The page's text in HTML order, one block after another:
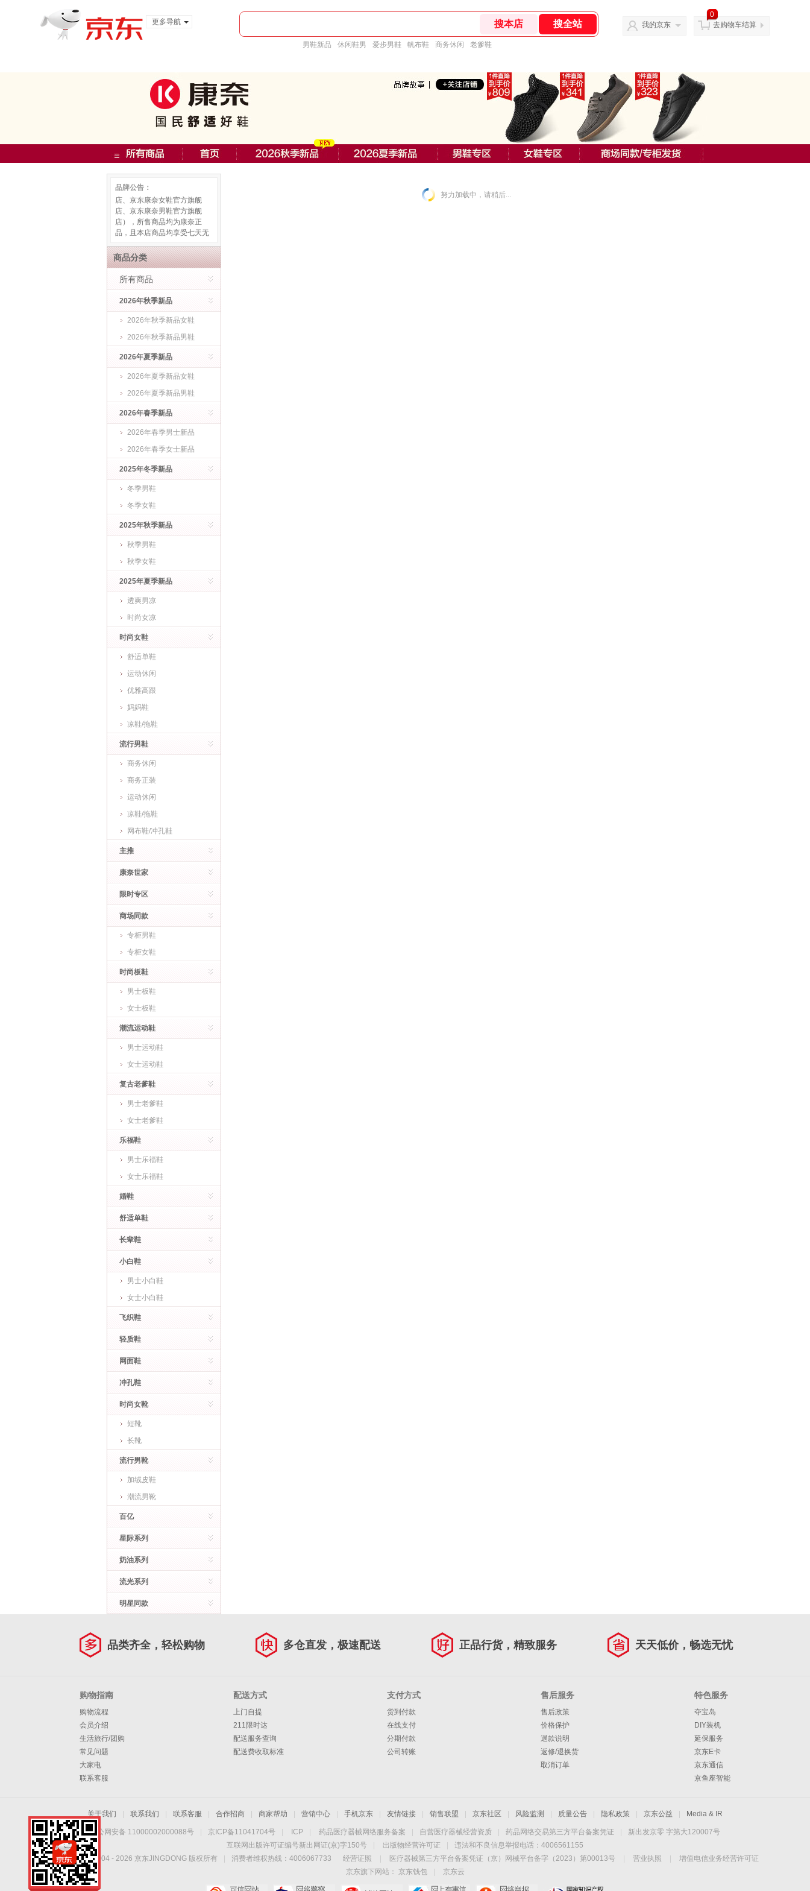
更多导航
男鞋新品 休闲鞋男 爱步男鞋 帆布鞋 商务休闲 老爹鞋
我的京东
0
去购物车结算
品牌公告：
康奈京东旗舰店由康奈品牌官
方直营，是康奈品牌三大京东
旗舰店之一（康奈品牌三大京
东旗舰店包括：康奈京东旗舰
店、京东康奈女鞋官方旗舰
店、京东康奈男鞋官方旗舰
店），所售商品均为康奈正
品，且本店商品均享受七天无
理由退换，请京东用户放心购
买。
商品分类
所有商品
2026年秋季新品
2026年秋季新品女鞋
2026年秋季新品男鞋
2026年夏季新品
2026年夏季新品女鞋
2026年夏季新品男鞋
2026年春季新品
2026年春季男士新品
2026年春季女士新品
2025年冬季新品
冬季男鞋
冬季女鞋
2025年秋季新品
秋季男鞋
秋季女鞋
2025年夏季新品
透爽男凉
时尚女凉
时尚女鞋
舒适单鞋
运动休闲
优雅高跟
妈妈鞋
凉鞋/拖鞋
流行男鞋
商务休闲
商务正装
运动休闲
凉鞋/拖鞋
网布鞋/冲孔鞋
主推
康奈世家
限时专区
商场同款
专柜男鞋
专柜女鞋
时尚板鞋
男士板鞋
女士板鞋
潮流运动鞋
男士运动鞋
女士运动鞋
复古老爹鞋
男士老爹鞋
女士老爹鞋
乐福鞋
男士乐福鞋
女士乐福鞋
婚鞋
舒适单鞋
长辈鞋
小白鞋
男士小白鞋
女士小白鞋
飞织鞋
轻质鞋
网面鞋
冲孔鞋
时尚女靴
短靴
长靴
流行男靴
加绒皮鞋
潮流男靴
百亿
星际系列
奶油系列
流光系列
明星同款
努力加载中，请稍后...
品类齐全，轻松购物 多仓直发，极速配送 正品行货，精致服务 天天低价，畅选无忧
购物指南
购物流程
会员介绍
生活旅行/团购
常见问题
大家电
联系客服
配送方式
上门自提
211限时达
配送服务查询
配送费收取标准
支付方式
货到付款
在线支付
分期付款
公司转账
售后服务
售后政策
价格保护
退款说明
返修/退换货
取消订单
特色服务
夺宝岛
DIY装机
延保服务
京东E卡
京东通信
京鱼座智能
关于我们 联系我们 联系客服 合作招商 商家帮助 营销中心 手机京东 友情链接 销售联盟 京东社区 风险监测 质量公告 隐私政策 京东公益 Media & IR
京公网安备 11000002000088号 京ICP备11041704号 ICP 药品医疗器械网络服务备案 自营医疗器械经营资质 药品网络交易第三方平台备案凭证
新出发京零 字第大120007号
互联网出版许可证编号新出网证(京)字150号
出版物经营许可证
违法和不良信息举报电话：4006561155
Copyright © 2004 - 2026 京东JINGDONG 版权所有 消费者维权热线：4006067733 经营证照 医疗器械第三方平台备案凭证（京）网械平台备字（2023）第00013号 营业执照
增值电信业务经营许可证
京东旗下网站：
京东钱包 京东云
康奈新品大促·享劲爆
优惠